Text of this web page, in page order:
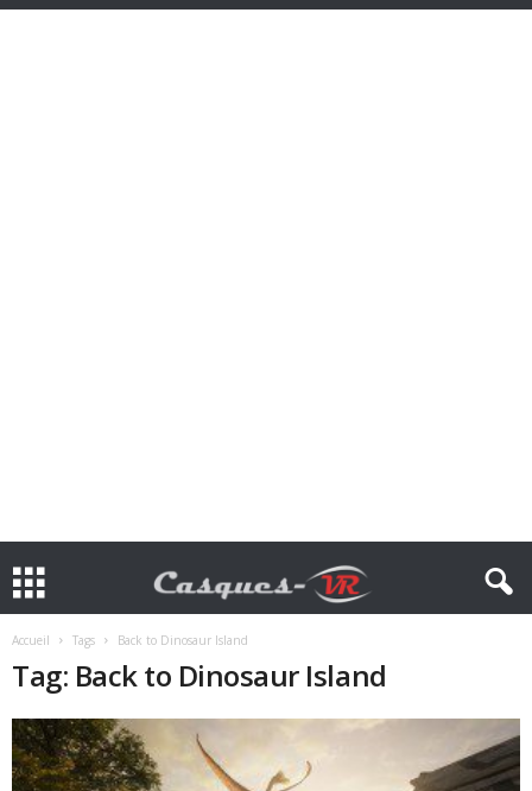
Accueil Tags Back to Dinosaur Island
Tag: Back to Dinosaur Island